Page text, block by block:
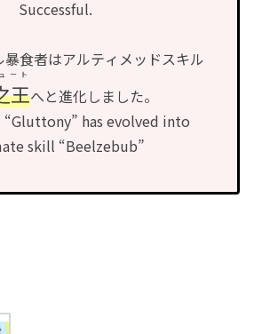
Successful.
食者はアルティメッドスキル
王
ート
へと進化しました。
has evolved into
skill “Beelzebub”